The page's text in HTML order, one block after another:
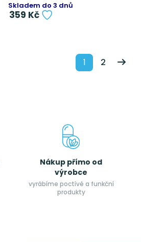
Skladem do 3 dnů
359 Kč
1 2
Nákup přímo od
výrobce
vyrábíme poctívé a funkční
produkty